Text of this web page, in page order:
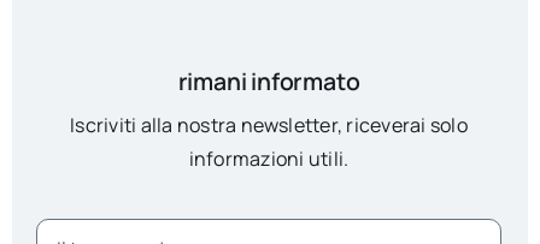
rimani informato
Iscriviti alla nostra newsletter, riceverai solo
informazioni utili.